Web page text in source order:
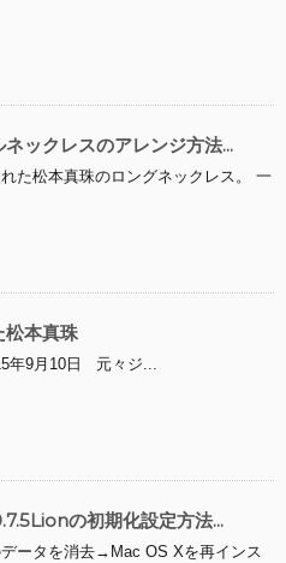
ネックレスのアレンジ方法...
た松本真珠のロングネックレス。 一
松本真珠
年9月10日 元々ジ...
の初期化設定方法...
ータを消去→Mac OS Xを再インス